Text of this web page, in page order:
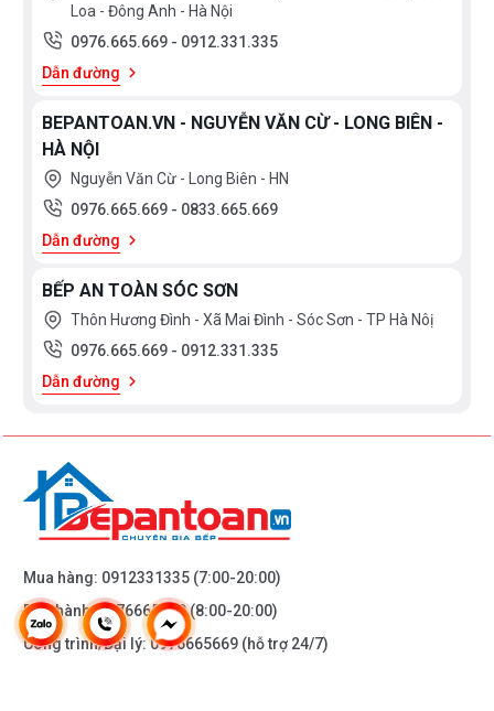
Loa - Đông Anh - Hà Nội
0976.665.669 - 0912.331.335
Dẫn đường
BEPANTOAN.VN - NGUYỄN VĂN CỪ - LONG BIÊN -
HÀ NỘI
Nguyễn Văn Cừ - Long Biên - HN
0976.665.669 - 0833.665.669
Dẫn đường
BẾP AN TOÀN SÓC SƠN
Thôn Hương Đình - Xã Mai Đình - Sóc Sơn - TP Hà Nôị
0976.665.669 - 0912.331.335
Dẫn đường
Mua hàng: 0912331335 (7:00-20:00)
Bảo hành:0976665669(8:00-20:00)
Công trình/Đại lý:0976665669 (hỗ trợ 24/7)